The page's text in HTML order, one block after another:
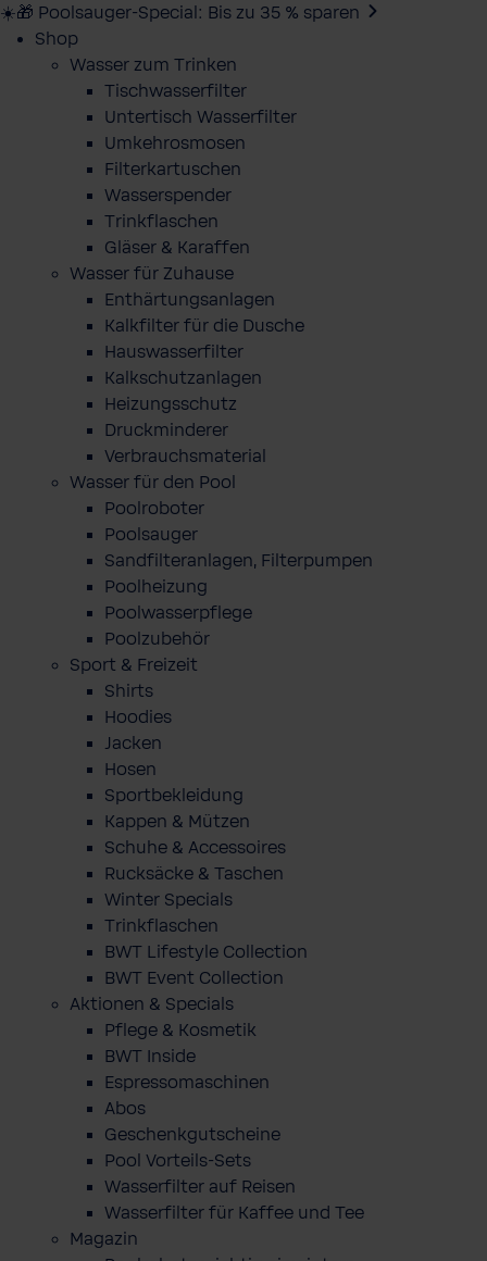
☀️🎁 Poolsauger-Special: Bis zu 35 % sparen
Shop
Wasser zum Trinken
Tischwasserfilter
Untertisch Wasserfilter
Umkehrosmosen
Filterkartuschen
Wasserspender
Trinkflaschen
Gläser & Karaffen
Wasser für Zuhause
Enthärtungsanlagen
Kalkfilter für die Dusche
Hauswasserfilter
Kalkschutzanlagen
Heizungsschutz
Druckminderer
Verbrauchsmaterial
Wasser für den Pool
Poolroboter
Poolsauger
Sandfilteranlagen, Filterpumpen
Poolheizung
Poolwasserpflege
Poolzubehör
Sport & Freizeit
Shirts
Hoodies
Jacken
Hosen
Sportbekleidung
Kappen & Mützen
Schuhe & Accessoires
Rucksäcke & Taschen
Winter Specials
Trinkflaschen
BWT Lifestyle Collection
BWT Event Collection
Aktionen & Specials
Pflege & Kosmetik
BWT Inside
Espressomaschinen
Abos
Geschenkgutscheine
Pool Vorteils-Sets
Wasserfilter auf Reisen
Wasserfilter für Kaffee und Tee
Magazin